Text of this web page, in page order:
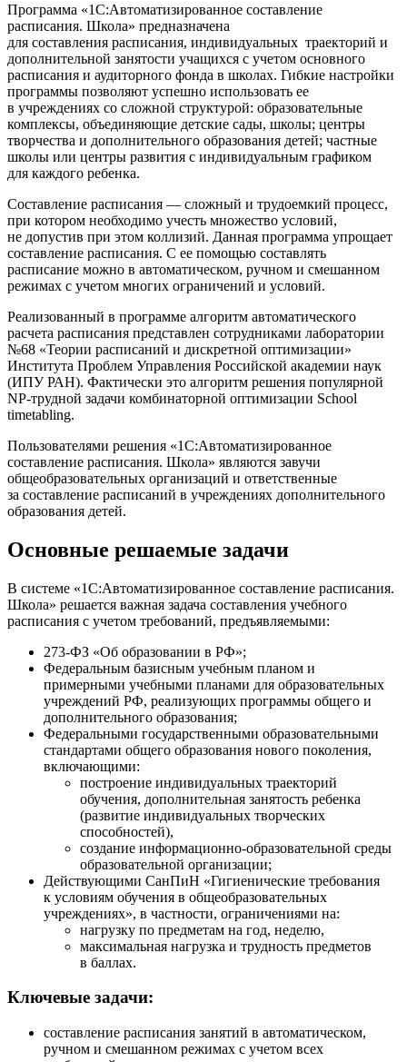
Программа «1С:Автоматизированное составление
расписания. Школа» предназначена
для составления расписания, индивидуальных траекторий и
дополнительной занятости учащихся с учетом основного
расписания и аудиторного фонда в школах. Гибкие настройки
программы позволяют успешно использовать ее
в учреждениях со сложной структурой: образовательные
комплексы, объединяющие детские сады, школы; центры
творчества и дополнительного образования детей; частные
школы или центры развития с индивидуальным графиком
для каждого ребенка.
Составление расписания — сложный и трудоемкий процесс,
при котором необходимо учесть множество условий,
не допустив при этом коллизий. Данная программа упрощает
составление расписания. С ее помощью составлять
расписание можно в автоматическом, ручном и смешанном
режимах с учетом многих ограничений и условий.
Реализованный в программе алгоритм автоматического
расчета расписания представлен сотрудниками лаборатории
№68 «Теории расписаний и дискретной оптимизации»
Института Проблем Управления Российской академии наук
(ИПУ РАН). Фактически это алгоритм решения популярной
NP-трудной задачи комбинаторной оптимизации School
timetabling.
Пользователями решения «1С:Автоматизированное
составление расписания. Школа» являются завучи
общеобразовательных организаций и ответственные
за составление расписаний в учреждениях дополнительного
образования детей.
Основные решаемые задачи
В системе «1С:Автоматизированное составление расписания.
Школа» решается важная задача составления учебного
расписания с учетом требований, предъявляемыми:
273-ФЗ «Об образовании в РФ»;
Федеральным базисным учебным планом и
примерными учебными планами для образовательных
учреждений РФ, реализующих программы общего и
дополнительного образования;
Федеральными государственными образовательными
стандартами общего образования нового поколения,
включающими:
построение индивидуальных траекторий
обучения, дополнительная занятость ребенка
(развитие индивидуальных творческих
способностей),
создание информационно-образовательной среды
образовательной организации;
Действующими СанПиН «Гигиенические требования
к условиям обучения в общеобразовательных
учреждениях», в частности, ограничениями на:
нагрузку по предметам на год, неделю,
максимальная нагрузка и трудность предметов
в баллах.
Ключевые задачи:
составление расписания занятий в автоматическом,
ручном и смешанном режимах с учетом всех